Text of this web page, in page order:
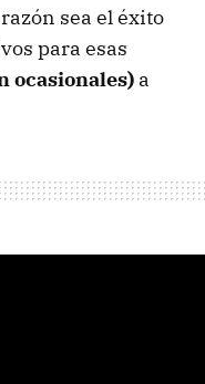
sea el éxito
para esas
ocasionales) a